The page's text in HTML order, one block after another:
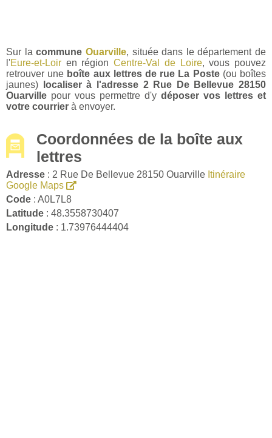
Sur lacommune Ouarville, située dans le département de
l'Eure-et-Loir en régionCentre-Val de Loire, vous pouvez
retrouver une boîte aux lettres de rue La Poste(ou boîtes
jaunes)
localiser à l'adresse 2 Rue De Bellevue 28150
Ouarville pour vous permettre d'y déposer vos lettres et
votre courrier à envoyer.
Coordonnées de la boîte aux
lettres
Adresse : 2 Rue De Bellevue 28150 Ouarville Itinéraire
Google Maps
Code : A0L7L8
Latitude : 48.3558730407
Longitude : 1.73976444404